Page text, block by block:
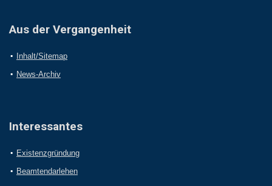
Aus der Vergangenheit
Inhalt/Sitemap
News-Archiv
Interessantes
Existenzgründung
Beamtendarlehen